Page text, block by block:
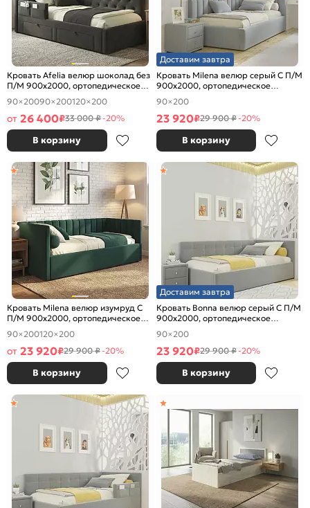
Кровать Afelia велюр шоколад без
П/М 900x2000, ортопедическое
основание, изголовье мягкое
90×20090×200120×200
от 26 400₽33 000 ₽-20%
В корзину
Доставим завтра
Кровать Milena велюр серый С П/М
900x2000, ортопедическое
основание, изголовье мягкое
90×200
23 920₽29 900 ₽-20%
В корзину
Кровать Milena велюр изумруд С
П/М 900x2000, ортопедическое
основание, изголовье мягкое
90×200120×200
от 23 920₽29 900 ₽-20%
В корзину
Доставим завтра
Кровать Bonna велюр серый С П/М
900x2000, ортопедическое
основание, изголовье мягкое
90×200
23 920₽29 900 ₽-20%
В корзину